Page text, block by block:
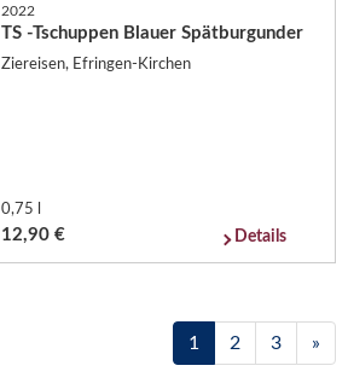
2022
TS -Tschuppen Blauer Spätburgunder
Ziereisen, Efringen-Kirchen
0,75 l
12,90 € Details
1 2 3 »